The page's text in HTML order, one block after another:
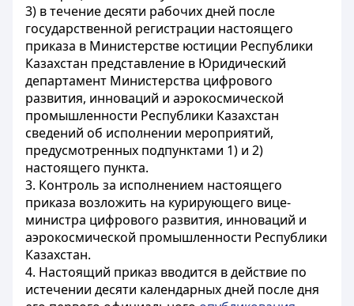
3) в течение десяти рабочих дней после
государственной регистрации настоящего
приказа в Министерстве юстиции Республики
Казахстан представление в Юридический
департамент Министерства цифрового
развития, инноваций и аэрокосмической
промышленности Республики Казахстан
сведений об исполнении мероприятий,
предусмотренных подпунктами 1) и 2)
настоящего пункта.
3. Контроль за исполнением настоящего
приказа возложить на курирующего вице-
министра цифрового развития, инноваций и
аэрокосмической промышленности Республики
Казахстан.
4. Настоящий приказ вводится в действие по
истечении десяти календарных дней после дня